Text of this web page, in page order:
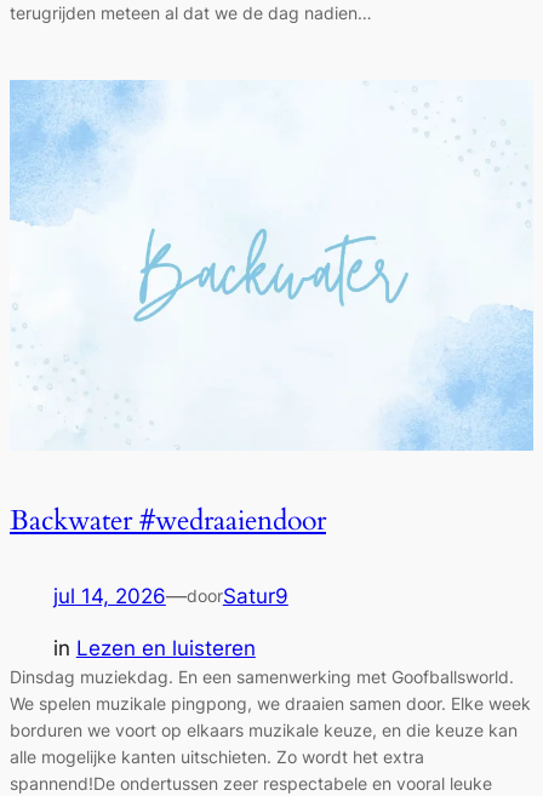
terugrijden meteen al dat we de dag nadien…
Backwater #wedraaiendoor
jul 14, 2026—doorSatur9
in Lezen en luisteren
Dinsdag muziekdag. En een samenwerking met Goofballsworld.
We spelen muzikale pingpong, we draaien samen door. Elke week
borduren we voort op elkaars muzikale keuze, en die keuze kan
alle mogelijke kanten uitschieten. Zo wordt het extra
spannend!De ondertussen zeer respectabele en vooral leuke